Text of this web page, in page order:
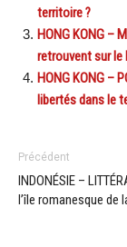
territoire ?
HONG KONG –
retrouvent sur le
HONG KONG –
libertés dans le
Précédent
INDONÉSIE –
l’île romanesque de